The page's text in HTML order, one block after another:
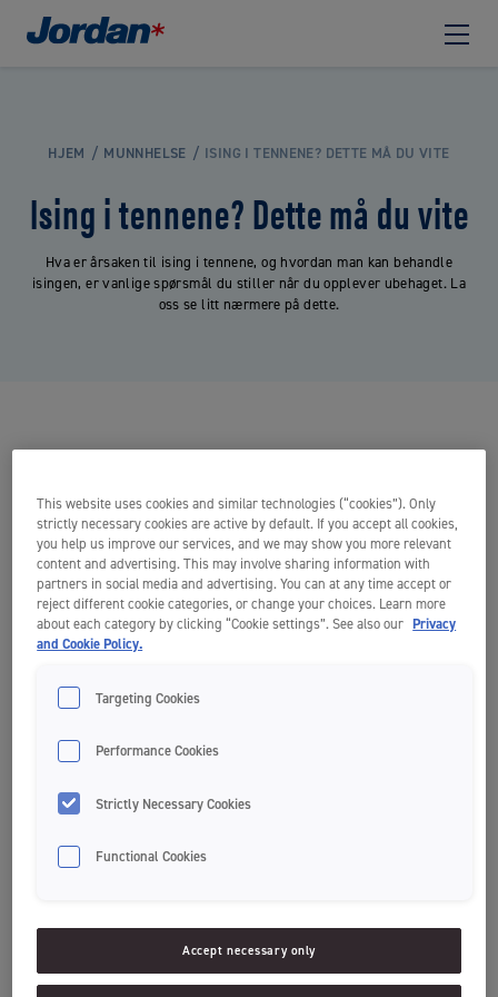
HJEM MUNNHELSE ISING I TENNENE? DETTE MÅ DU VITE
Ising i tennene? Dette må du vite
Hva er årsaken til ising i tennene, og hvordan man kan behandle
isingen, er vanlige spørsmål du stiller når du opplever ubehaget. La
oss se litt nærmere på dette.
halvparten av befolkningen opplever ising i tennene. Dermed er du
This website uses cookies and similar technologies (“cookies”). Only
strictly necessary cookies are active by default. If you accept all cookies,
you help us improve our services, and we may show you more relevant
content and advertising. This may involve sharing information with
partners in social media and advertising. You can at any time accept or
reject different cookie categories, or change your choices. Learn more
about each category by clicking “Cookie settings”. See also our Privacy
and Cookie Policy.
Targeting Cookies
Performance Cookies
Strictly Necessary Cookies
Functional Cookies
Accept necessary only